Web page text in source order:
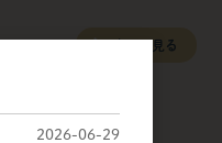
すべて見る
2026-06-29